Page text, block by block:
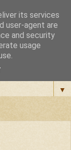
▼
its services
user-agent are
and security
usage